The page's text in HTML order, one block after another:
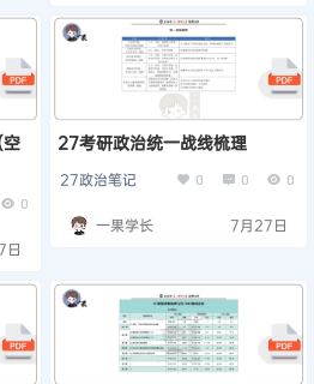
0
日
27考研政治统一战线梳理
27政治笔记 0 0 0
一果学长 7月27日